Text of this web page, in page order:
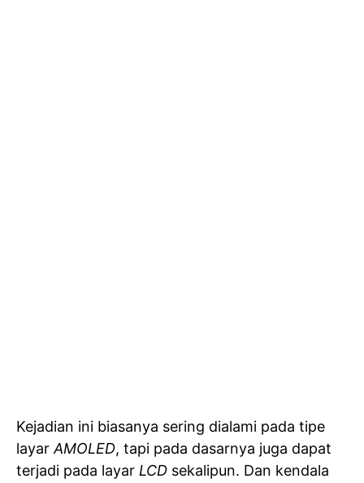
Kejadian ini biasanya sering dialami pada tipe
layar AMOLED, tapi pada dasarnya juga dapat
terjadi pada layar LCD sekalipun. Dan kendala